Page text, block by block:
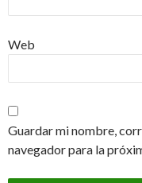
Web
Guardar mi nombre,
navegador para la